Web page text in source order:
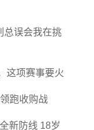
总误会我在挑
这项赛事要火
跑收购战
新防线 18岁